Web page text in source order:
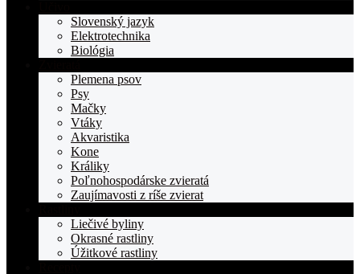
Slovenský jazyk
Elektrotechnika
Biológia
Plemena psov
Psy
Mačky
Vtáky
Akvaristika
Kone
Králiky
Poľnohospodárske zvieratá
Zaujímavosti z ríše zvierat
Liečivé byliny
Okrasné rastliny
Úžitkové rastliny